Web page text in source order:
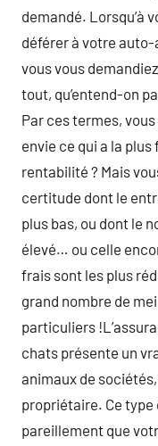
demandé. Lorsqu’à
déférer à votre
vous vous
tout, qu’entend-on
Par ces termes,
envie ce qui a la
rentabilité ? Mais
certitude dont le
plus bas, ou dont le
élevé… ou celle
frais sont les plus
grand nombre de
particuliers
chats présente un
animaux de
propriétaire. Ce
pareillement que